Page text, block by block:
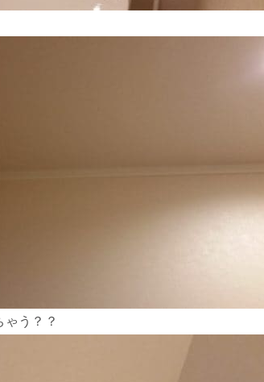
う？？